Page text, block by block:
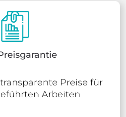
Preise für
Arbeiten